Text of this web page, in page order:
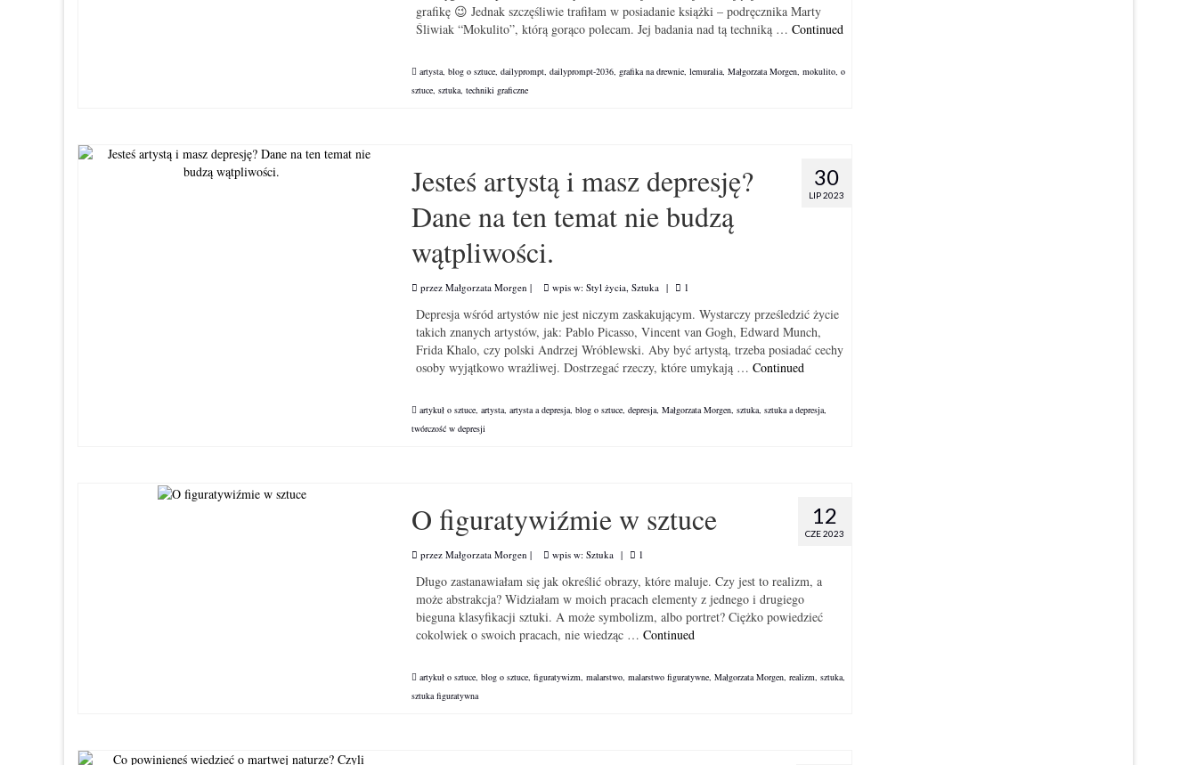
grafikę 😉 Jednak szczęśliwie trafiłam w posiadanie książki – podręcznika Marty
Śliwiak “Mokulito”, którą gorąco polecam. Jej badania nad tą techniką …Continued
artysta,blog o sztuce,dailyprompt,dailyprompt-2036,grafika na drewnie,lemuralia,Małgorzata Morgen,mokulito,o
sztuce,sztuka,techniki graficzne
30
LIP 2023
Jesteś artystą i masz depresję?
Dane na ten temat nie budzą
wątpliwości.
przezMałgorzata Morgen | wpis w:Styl życia ,Sztuka | 1
Depresja wśród artystów nie jest niczym zaskakującym. Wystarczy prześledzić życie
takich znanych artystów, jak: Pablo Picasso, Vincent van Gogh, Edward Munch,
Frida Khalo, czy polski Andrzej Wróblewski. Aby być artystą, trzeba posiadać cechy
osoby wyjątkowo wrażliwej. Dostrzegać rzeczy, które umykają …Continued
artykuł o sztuce,artysta,artysta a depresja,blog o sztuce,depresja,Małgorzata Morgen,sztuka,sztuka a depresja,
twórczość w depresji
12
CZE 2023
O figuratywiźmie w sztuce
przezMałgorzata Morgen | wpis w:Sztuka | 1
Długo zastanawiałam się jak określić obrazy, które maluje. Czy jest to realizm, a
może abstrakcja? Widziałam w moich pracach elementy z jednego i drugiego
bieguna klasyfikacji sztuki. A może symbolizm, albo portret? Ciężko powiedzieć
cokolwiek o swoich pracach, nie wiedząc …Continued
artykuł o sztuce,blog o sztuce,figuratywizm,malarstwo,malarstwo figuratywne,Małgorzata Morgen,realizm,sztuka,
sztuka figuratywna